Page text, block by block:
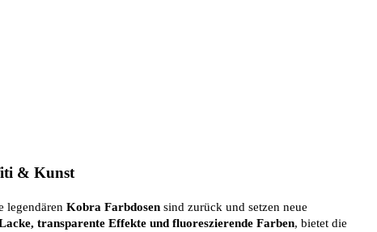
& Kunst
legendären Kobra Farbdosen sind zurück und setzen neue
transparente Effekte und fluoreszierende Farben, bietet die